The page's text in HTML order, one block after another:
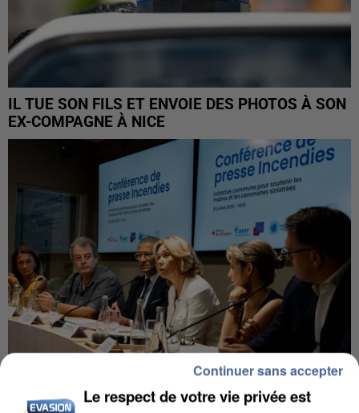
IL TUE SON FILS ET ENVOIE DES PHOTOS À SON
EX-COMPAGNE À NICE
Le respect de votre vie privée est
Continuer sans accepter